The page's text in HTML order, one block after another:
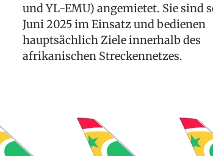
und YL-EMU) angemietet. Sie sind
Juni 2025 im Einsatz und bedienen
hauptsächlich Ziele innerhalb des
afrikanischen Streckennetzes.